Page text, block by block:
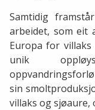
Samtidig
arbeidet, som eit
Europa for
unik
sin
villaks og sjøaure,